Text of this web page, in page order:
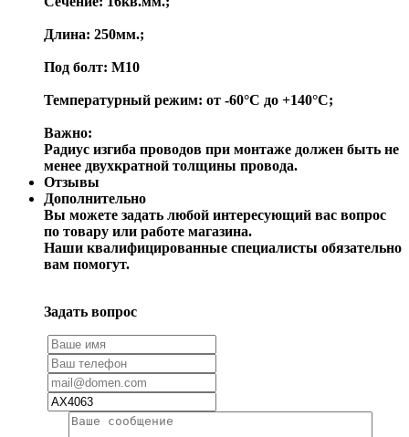
Длина: 250мм.;
Под болт: М10
Температурный режим: от -60°C до +140°C;
Важно:
Радиус изгиба проводов при монтаже должен быть не
менее двухкратной толщины провода.
Отзывы
Дополнительно
Вы можете задать любой интересующий вас вопрос
по товару или работе магазина.
Наши квалифицированные специалисты обязательно
вам помогут.
Задать вопрос